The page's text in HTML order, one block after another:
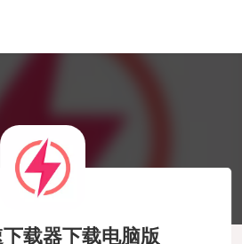
载器下载电脑版